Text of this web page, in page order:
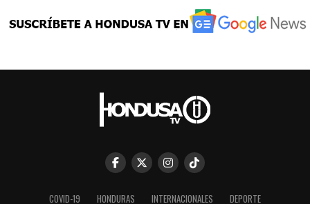
COVID-19 HONDURAS INTERNACIONALES DEPORTE